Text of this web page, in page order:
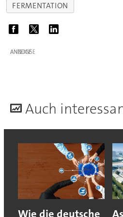
FERMENTATION
ANZEIGE
Auch
Wie die deutsche